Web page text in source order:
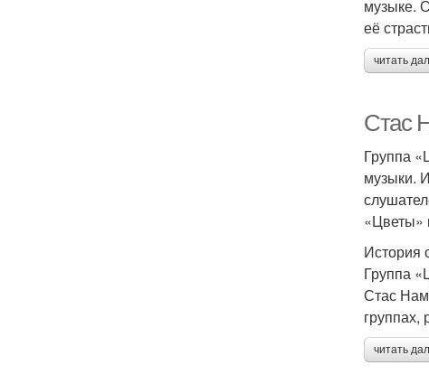
музыке.
её
читать
Стас
Группа
музыки.
«Цветы»
История
Группа
Стас
группах,
читать